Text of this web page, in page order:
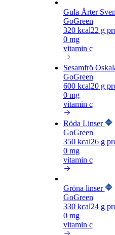
Gula Ärter
GoGreen
320kcal22 g
0 mg
vitamin c
Sesamfrö
GoGreen
600kcal20g
0 mg
vitamin c
Röda Linser
GoGreen
350kcal26g
0 mg
vitamin c
Gröna linser
GoGreen
330kcal24g
0 mg
vitamin c